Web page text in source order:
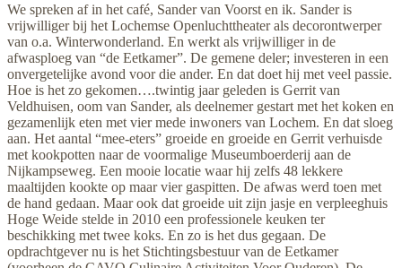
We spreken af in het café, Sander van Voorst en ik. Sander is
vrijwilliger bij het Lochemse Openluchttheater als decorontwerper
van o.a. Winterwonderland. En werkt als vrijwilliger in de
afwasploeg van “de Eetkamer”. De gemene deler; investeren in een
onvergetelijke avond voor die ander. En dat doet hij met veel passie.
Hoe is het zo gekomen….twintig jaar geleden is Gerrit van
Veldhuisen, oom van Sander, als deelnemer gestart met het koken en
gezamenlijk eten met vier mede inwoners van Lochem. En dat sloeg
aan. Het aantal “mee-eters” groeide en groeide en Gerrit verhuisde
met kookpotten naar de voormalige Museumboerderij aan de
Nijkampseweg. Een mooie locatie waar hij zelfs 48 lekkere
maaltijden kookte op maar vier gaspitten. De afwas werd toen met
de hand gedaan. Maar ook dat groeide uit zijn jasje en verpleeghuis
Hoge Weide stelde in 2010 een professionele keuken ter
beschikking met twee koks. En zo is het dus gegaan. De
opdrachtgever nu is het Stichtingsbestuur van de Eetkamer